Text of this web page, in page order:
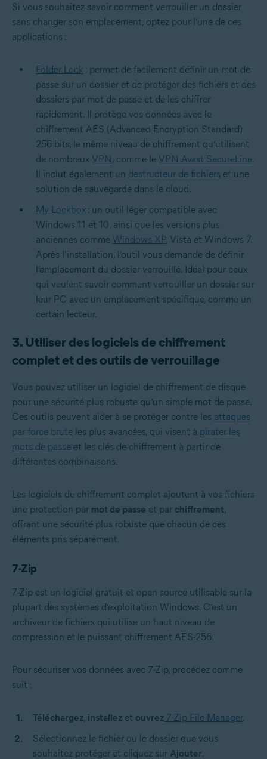
Si vous souhaitez savoir comment verrouiller un dossier
sans changer son emplacement, optez pour l’une de ces
applications :
Folder Lock : permet de facilement définir un mot de
passe sur un dossier et de protéger des fichiers et des
dossiers par mot de passe et de les chiffrer
rapidement. Il protège vos données avec le
chiffrement AES (Advanced Encryption Standard)
256 bits, le même niveau de chiffrement qu’utilisent
de nombreux VPN , comme le VPN Avast SecureLine.
Il inclut également un destructeur de fichiers et une
solution de sauvegarde dans le cloud.
My Lockbox : un outil léger compatible avec
Windows 11 et 10, ainsi que les versions plus
anciennes comme Windows XP, Vista et Windows 7.
Après l’installation, l’outil vous demande de définir
l’emplacement du dossier verrouillé. Idéal pour ceux
qui veulent savoir comment verrouiller un dossier sur
leur PC avec un emplacement spécifique, comme un
certain lecteur.
3. Utiliser des logiciels de chiffrement
complet et des outils de verrouillage
Vous pouvez utiliser un logiciel de chiffrement de disque
pour une sécurité plus robuste qu’un simple mot de passe.
Ces outils peuvent aider à se protéger contre les attaques
par force brute les plus avancées, qui visent à pirater les
mots de passe et les clés de chiffrement à partir de
différentes combinaisons.
Les logiciels de chiffrement complet ajoutent à vos fichiers
une protection par mot de passe et par chiffrement,
offrant une sécurité plus robuste que chacun de ces
éléments pris séparément.
7-Zip
7-Zip est un logiciel gratuit et open source utilisable sur la
plupart des systèmes d’exploitation Windows. C’est un
archiveur de fichiers qui utilise un haut niveau de
compression et le puissant chiffrement AES-256.
Pour sécuriser vos données avec 7-Zip, procédez comme
suit :
Téléchargez, installez et ouvrez 7-Zip File Manager.
Sélectionnez le fichier ou le dossier que vous
souhaitez protéger et cliquez sur Ajouter.